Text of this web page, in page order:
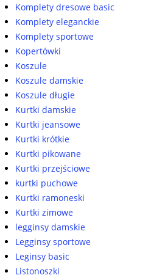
Komplety dresowe basic
Komplety eleganckie
Komplety sportowe
Kopertówki
Koszule
Koszule damskie
Koszule długie
Kurtki damskie
Kurtki jeansowe
Kurtki krótkie
Kurtki pikowane
Kurtki przejściowe
kurtki puchowe
Kurtki ramoneski
Kurtki zimowe
legginsy damskie
Legginsy sportowe
Leginsy basic
Listonoszki